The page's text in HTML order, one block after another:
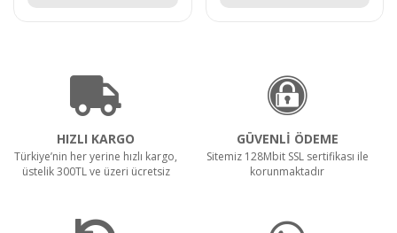
HIZLI KARGO
Türkiye’nin her yerine hızlı kargo,
üstelik 300TL ve üzeri ücretsiz
GÜVENLİ ÖDEME
Sitemiz 128Mbit SSL sertifikası ile
korunmaktadır